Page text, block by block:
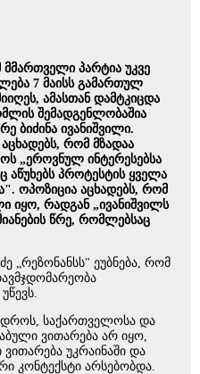
მმართველი პარტია უკვე
7 მაისს გამართულ
ამასთან დამტკიცდა
შემადგენლობაშია
ბიძინა ივანიშვილი.
რომ მზადაა
„ეროვნულ ინტერესებსა
პროტესტის ყველა
ოპოზიცია აცხადებს, რომ
იყო, რადგან „ივანიშვილს
წრე, რომლებსაც
„რეზონანსს" ეუბნება, რომ
დროს, საქართველოსა და
ვითარება არ იყო,
უკრაინაში და
კონტექსტი არსებობდა.